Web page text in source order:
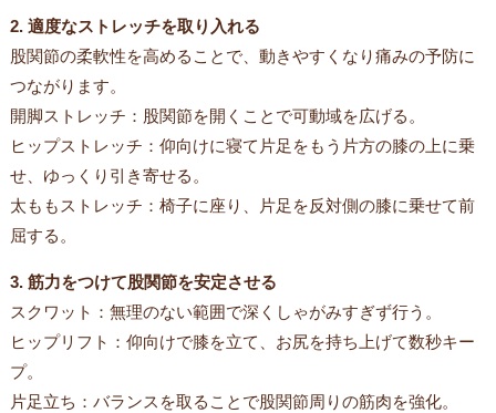
2. 適度なストレッチを取り入れる
股関節の柔軟性を高めることで、動きやすくなり痛みの予防に
つながります。
開脚ストレッチ：股関節を開くことで可動域を広げる。
ヒップストレッチ：仰向けに寝て片足をもう片方の膝の上に乗
せ、ゆっくり引き寄せる。
太ももストレッチ：椅子に座り、片足を反対側の膝に乗せて前
屈する。
3. 筋力をつけて股関節を安定させる
スクワット：無理のない範囲で深くしゃがみすぎず行う。
ヒップリフト：仰向けで膝を立て、お尻を持ち上げて数秒キー
プ。
片足立ち：バランスを取ることで股関節周りの筋肉を強化。